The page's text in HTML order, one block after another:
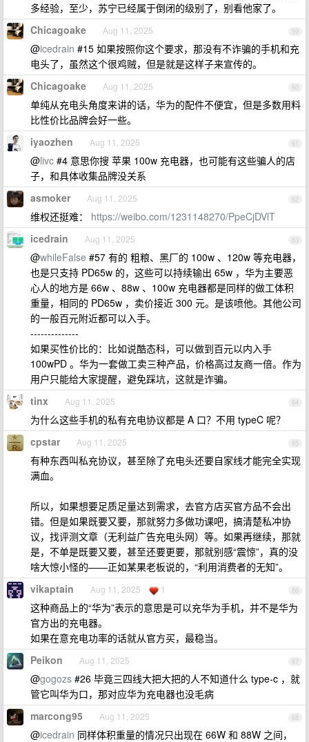
多经验，至少，苏宁已经属于倒闭的级别了，别看他家了。
59
Chicagoake Aug 11, 2025
@icedrain #15 如果按照你这个要求，那没有不诈骗的手机和充
电头了，虽然这个很鸡贼，但是就是这样子来宣传的。
60
Chicagoake Aug 11, 2025
单纯从充电头角度来讲的话，华为的配件不便宜，但是多数用料
比性价比品牌会好一些。
61
iyaozhen Aug 11, 2025
@livc #4 意思你搜 苹果 100w 充电器，也可能有这些骗人的店
子，和具体收集品牌没关系
62
asmoker Aug 11, 2025
维权还挺难： https://weibo.com/1231148270/PpeCjDVlT
63
icedrain Aug 11, 2025
@whileFalse #57 有的 粗粮、黑厂的 100w 、120w 等充电器，
也是只支持 PD65w 的，这些可以持续输出 65w ，华为主要恶
心人的地方是 66w 、88w 、100w 充电器都是同样的做工体积
重量，相同的 PD65w ，卖价接近 300 元。是该喷他。其他公司
的一般百元附近都可以入手。
--------------
如果买性价比的：比如说酷态科，可以做到百元以内入手
100wPD 。华为一套做工卖三种产品，价格高过友商一倍。作为
用户只能给大家提醒，避免踩坑，这就是诈骗。
64
tinx Aug 11, 2025
为什么这些手机的私有充电协议都是 A 口？不用 typeC 呢？
65
cpstar Aug 11, 2025
有种东西叫私充协议，甚至除了充电头还要自家线才能完全实现
满血。
所以，如果想要足质足量达到需求，去官方店买官方品不会出
错。但是如果既要又要，那就努力多做功课吧，搞清楚私冲协
议，找评测文章（无利益广告充电头网）等。如果再继续，那就
是，不单是既要又要，甚至还要更要，那就别感“震惊”，真的没
啥大惊小怪的——正如某果老板说的，“利用消费者的无知”。
66
vikaptain Aug 11, 2025 1
这种商品上的“华为”表示的意思是可以充华为手机，并不是华为
官方出的充电器。
如果在意充电功率的话就从官方买，最稳当。
67
Peikon Aug 11, 2025
@gogozs #26 毕竟三四线大把大把的人不知道什么 type-c ，就
管它叫华为口，那对应华为充电器也没毛病
68
marcong95 Aug 11, 2025
@icedrain 同样体积重量的情况只出现在 66W 和 88W 之间，